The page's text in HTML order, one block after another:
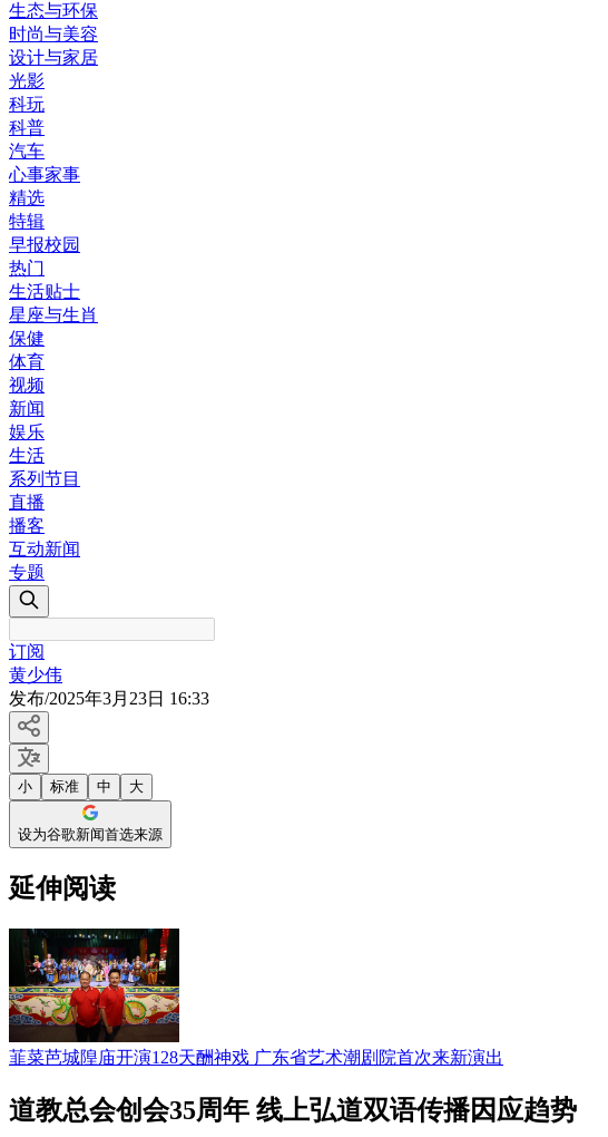
生态与环保
时尚与美容
设计与家居
光影
科玩
科普
汽车
心事家事
精选
特辑
早报校园
热门
生活贴士
星座与生肖
保健
体育
视频
新闻
娱乐
生活
系列节目
直播
播客
互动新闻
专题
订阅
黄少伟
发布/2025年3月23日 16:33
小 标准 中 大
设为谷歌新闻首选来源
延伸阅读
韮菜芭城隍庙开演128天酬神戏 广东省艺术潮剧院首次来新演出
道教总会创会35周年 线上弘道双语传播因应趋势